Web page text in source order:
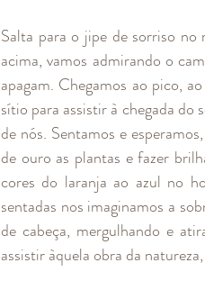
Salta para o jipe de sorriso
acima, vamos admirando o
apagam. Chegamos ao pico,
sítio para assistir à chegada do
de nós. Sentamos e
de ouro as plantas e fazer
cores do laranja ao azul no
sentadas nos imaginamos a
de cabeça, mergulhando e
assistir àquela obra da